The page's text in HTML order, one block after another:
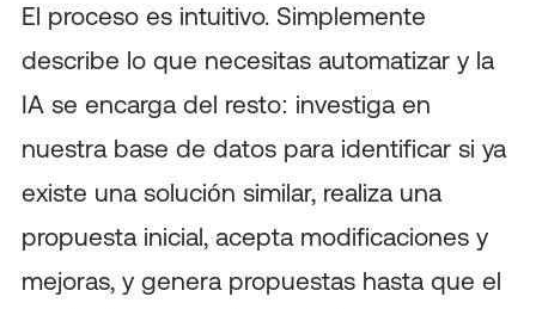
El proceso es intuitivo. Simplemente
describe lo que necesitas automatizar y la
IA se encarga del resto: investiga en
nuestra base de datos para identificar si ya
existe una solución similar, realiza una
propuesta inicial, acepta modificaciones y
mejoras, y genera propuestas hasta que el